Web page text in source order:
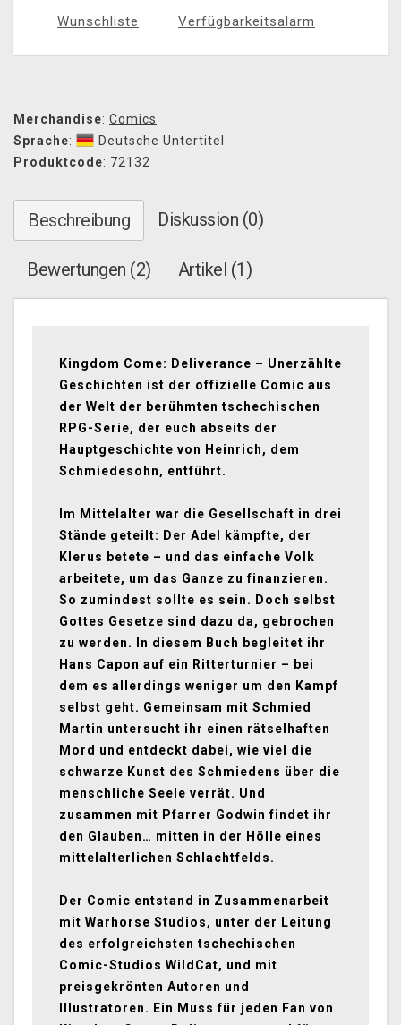
Wunschliste Verfügbarkeitsalarm
Merchandise: Comics
Sprache:
Deutsche Untertitel
Produktcode: 72132
Beschreibung Diskussion (0)
Bewertungen (2) Artikel (1)
Kingdom Come: Deliverance – Unerzählte
Geschichten ist der offizielle Comic aus
der Welt der berühmten tschechischen
RPG-Serie, der euch abseits der
Hauptgeschichte von Heinrich, dem
Schmiedesohn, entführt.
Im Mittelalter war die Gesellschaft in drei
Stände geteilt: Der Adel kämpfte, der
Klerus betete – und das einfache Volk
arbeitete, um das Ganze zu finanzieren.
So zumindest sollte es sein. Doch selbst
Gottes Gesetze sind dazu da, gebrochen
zu werden. In diesem Buch begleitet ihr
Hans Capon auf ein Ritterturnier – bei
dem es allerdings weniger um den Kampf
selbst geht. Gemeinsam mit Schmied
Martin untersucht ihr einen rätselhaften
Mord und entdeckt dabei, wie viel die
schwarze Kunst des Schmiedens über die
menschliche Seele verrät. Und
zusammen mit Pfarrer Godwin findet ihr
den Glauben… mitten in der Hölle eines
mittelalterlichen Schlachtfelds.
Der Comic entstand in Zusammenarbeit
mit Warhorse Studios, unter der Leitung
des erfolgreichsten tschechischen
Comic-Studios WildCat, und mit
preisgekrönten Autoren und
Illustratoren. Ein Muss für jeden Fan von